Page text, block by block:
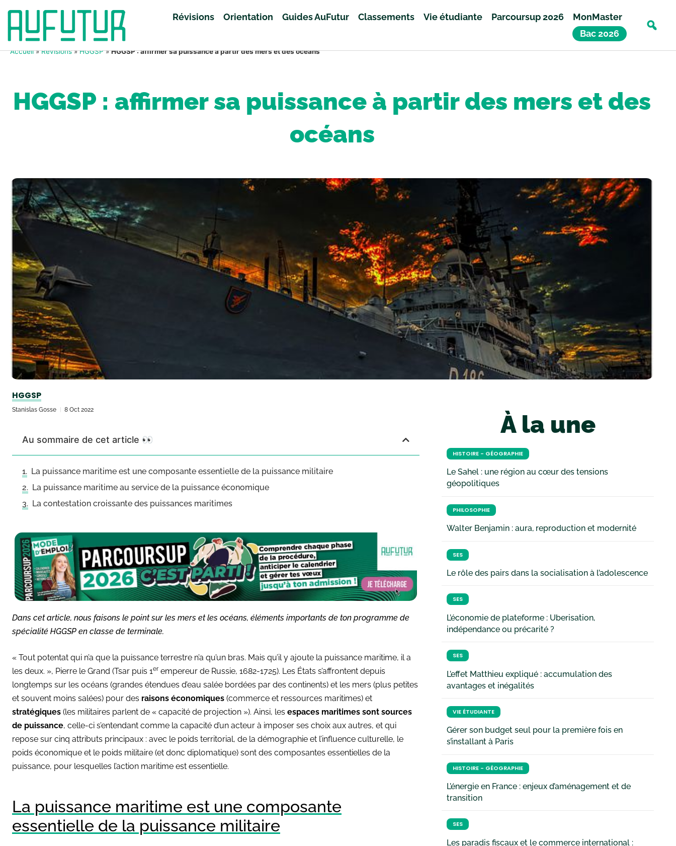
Révisions Orientation Guides AuFutur Classements Vie étudiante Parcoursup 2026
MonMaster
Bac 2026
Accueil»Révisions»HGGSP»HGGSP : affirmer sa puissance à partir des mers et des océans
HGGSP : affirmer sa puissance à partir des mers et des
océans
HGGSP
Stanislas Gosse 8 Oct 2022
Au sommaire de cet article 👀
La puissance maritime est une composante essentielle de la puissance militaire
La puissance maritime au service de la puissance économique
La contestation croissante des puissances maritimes
Dans cet article, nous faisons le point sur les mers et les océans, éléments importants de ton programme de
spécialité HGGSP en classe de terminale.
« Tout potentat qui n’a que la puissance terrestre n’a qu’un bras. Mais qu’il y ajoute la puissance maritime, il a
les deux. », Pierre le Grand (Tsar puis 1er empereur de Russie, 1682-1725). Les États s’affrontent depuis
longtemps sur les océans (grandes étendues d’eau salée bordées par des continents) et les mers (plus petites
et souvent moins salées) pour des raisons économiques (commerce et ressources maritimes) et
stratégiques (les militaires parlent de « capacité de projection »). Ainsi, les espaces maritimes sont sources
de puissance, celle-ci s’entendant comme la capacité d’un acteur à imposer ses choix aux autres, et qui
repose sur cinq attributs principaux : avec le poids territorial, de la démographie et l’influence culturelle, le
poids économique et le poids militaire (et donc diplomatique) sont des composantes essentielles de la
puissance, pour lesquelles l’action maritime est essentielle.
La puissance maritime est une composante
essentielle de la puissance militaire
À la une
HISTOIRE - GÉOGRAPHIE
Le Sahel : une région au cœur des tensions
géopolitiques
PHILOSOPHIE
Walter Benjamin : aura, reproduction et modernité
SES
Le rôle des pairs dans la socialisation à l’adolescence
SES
L’économie de plateforme : Uberisation,
indépendance ou précarité ?
SES
L’effet Matthieu expliqué : accumulation des
avantages et inégalités
VIE ÉTUDIANTE
Gérer son budget seul pour la première fois en
s’installant à Paris
HISTOIRE - GÉOGRAPHIE
L’énergie en France : enjeux d’aménagement et de
transition
SES
Les paradis fiscaux et le commerce international :